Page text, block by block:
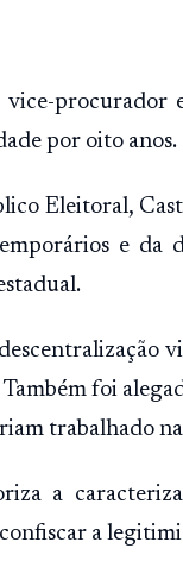
procurador
por oito anos.
Eleitoral,
e da
foi
trabalhado
a
a